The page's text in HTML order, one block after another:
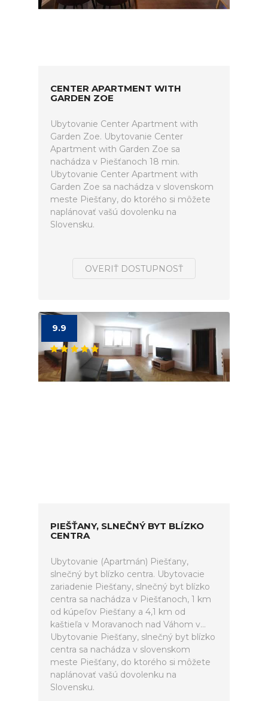
CENTER APARTMENT WITH
GARDEN ZOE
Ubytovanie Center Apartment with
Garden Zoe. Ubytovanie Center
Apartment with Garden Zoe sa
nachádza v Piešťanoch 18 min.
Ubytovanie Center Apartment with
Garden Zoe sa nachádza v slovenskom
meste Piešťany, do ktorého si môžete
naplánovať vašú dovolenku na
Slovensku.
OVERIŤ DOSTUPNOSŤ
9.9
PIEŠŤANY, SLNEČNÝ BYT BLÍZKO
CENTRA
Ubytovanie (Apartmán) Piešťany,
slnečný byt blízko centra. Ubytovacie
zariadenie Piešťany, slnečný byt blízko
centra sa nachádza v Piešťanoch, 1 km
od kúpeľov Piešťany a 4,1 km od
kaštieľa v Moravanoch nad Váhom v...
Ubytovanie Piešťany, slnečný byt blízko
centra sa nachádza v slovenskom
meste Piešťany, do ktorého si môžete
naplánovať vašú dovolenku na
Slovensku.